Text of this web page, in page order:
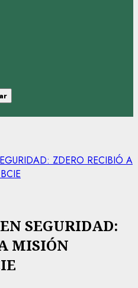
ZDERO RECIBIÓ A
SEGURIDAD:
MISIÓN